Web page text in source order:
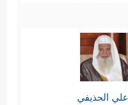
علي الحذيفي